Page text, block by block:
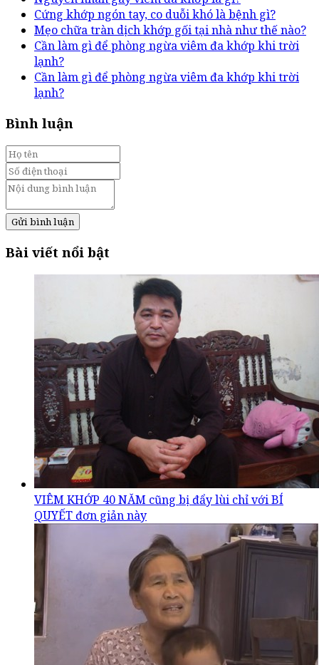
Cứng khớp ngón tay, co duỗi khó là bệnh gì?
Mẹo chữa tràn dịch khớp gối tại nhà như thế nào?
Cần làm gì để phòng ngừa viêm đa khớp khi trời
lạnh?
Cần làm gì để phòng ngừa viêm đa khớp khi trời
lạnh?
Bình luận
Gửi bình luận
Bài viết nổi bật
VIÊM KHỚP 40 NĂM cũng bị đẩy lùi chỉ với BÍ
QUYẾT đơn giản này